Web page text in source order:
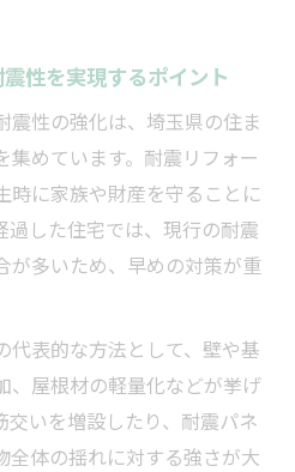
性を実現するポイント
性の強化は、埼玉県の住ま
集めています。耐震リフォー
時に家族や財産を守ることに
過した住宅では、現行の耐震
が多いため、早めの対策が重
代表的な方法として、壁や基
、屋根材の軽量化などが挙げ
交いを増設したり、耐震パネ
全体の揺れに対する強さが大